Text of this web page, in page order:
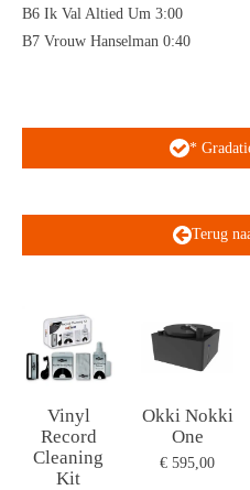
B6 Ik Val Altied Um 3:00
B7 Vrouw Hanselman 0:40
*
Terug
Vinyl
Record
Cleaning
Kit
Okki Nokki
One
€ 595,00